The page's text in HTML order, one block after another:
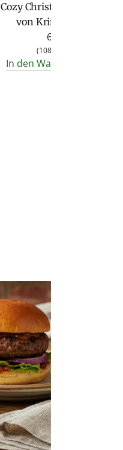
Cozy Christmas Duftkerze
von Kringle Candle
6,95 €
(108,59 €
In den Warenkorb legen